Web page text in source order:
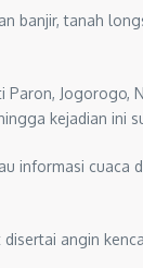
banjir, tanah
Jogorogo,
kejadian ini
informasi cuaca
angin